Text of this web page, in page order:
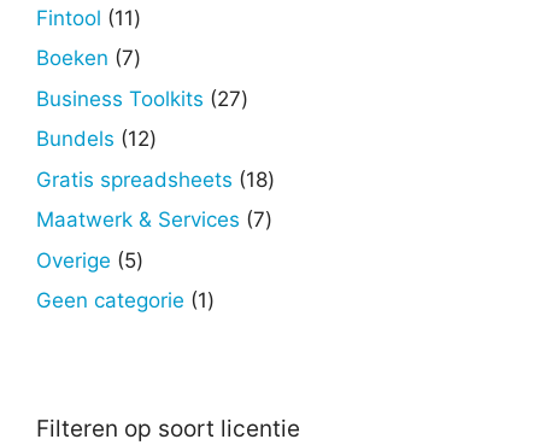
Fintool 1111
producten
Boeken 77
producten
Business Toolkits 2727
Bundels 1212
producten
Gratis spreadsheets 1818
producten
Maatwerk & Services 77
Overige 55
producten
Geen categorie 11
Filteren op soort licentie